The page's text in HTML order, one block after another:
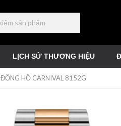
LỊCH SỬ THƯƠNG HIỆU
ĐỒNG HỒ CARNIVAL 8152G